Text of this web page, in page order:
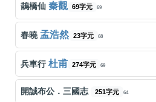
愛與誠 518字元
鵲橋仙 秦觀 69字元 69
春曉 孟浩然 23字元 68
兵車行杜甫 274字元 69
開誠布公．三國志 251字元 64